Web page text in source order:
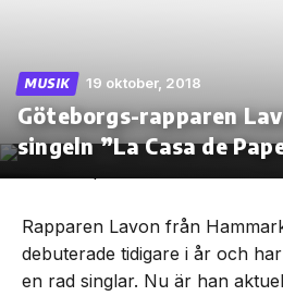
Skip
the
MUSIK 19 oktober, 2018
Göteborgs-rapparen
singeln ”La Casa de
Rapparen Lavon från
debuterade tidigare i år och
en rad singlar. Nu är han